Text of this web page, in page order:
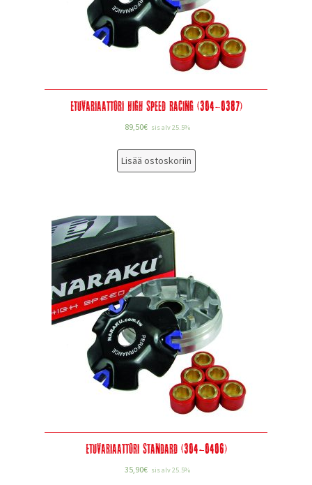
Etuvariaattori High Speed Racing (304-0387)
89,50€ sis alv 25.5%
Lisää ostoskoriin
Etuvariaattori Standard (304-0406)
35,90€ sis alv 25.5%